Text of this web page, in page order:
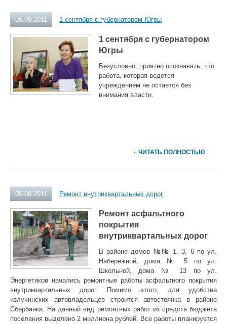
05.09.2011 1 сентября с губернатором Югры
1 сентября с губернатором
Югры
Безусловно, приятно осознавать, что
работа, которая ведется
учреждением не остается без
внимания власти.
ЧИТАТЬ ПОЛНОСТЬЮ
05.09.2011 Ремонт внутриквартальных дорог
Ремонт асфальтного
покрытия
внутриквартальных дорог
В районе домов №№ 1, 3, 6 по ул.
Набережной, дома № 5 по ул.
Школьной, дома № 13 по ул.
Энергетиков начались ремонтные работы асфальтного покрытия
внутриквартальных дорог. Помимо этого, для удобства
излучинских автовладельцев строится автостоянка в районе
Сбербанка. На данный вид ремонтных работ из средств бюджета
поселения выделено 2 миллиона рублей. Все работы планируется